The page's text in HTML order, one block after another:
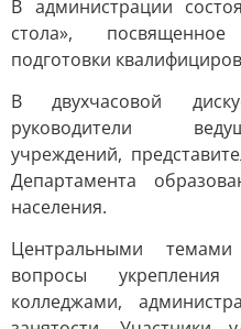
В администрации
стола»,
подготовки
В двухчасовой
руководители
учреждений,
Департамента
населения.
Центральными
вопросы укрепления
колледжами,